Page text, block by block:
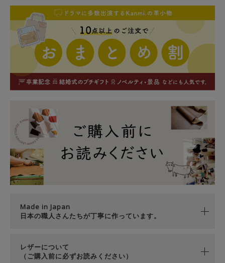
Made in Japan
日本の職人さんたちが丁寧に作っています。
レザーについて
（ご購入前に必ずお読みください）